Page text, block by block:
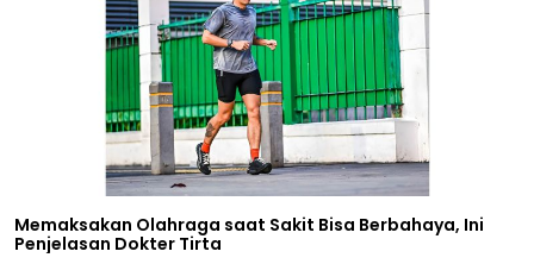
Memaksakan Olahraga saat Sakit Bisa Berbahaya, Ini
Penjelasan Dokter Tirta